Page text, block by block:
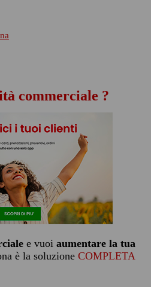
commerciale ?
e vuoi aumentare la tua
è la soluzione COMPLETA